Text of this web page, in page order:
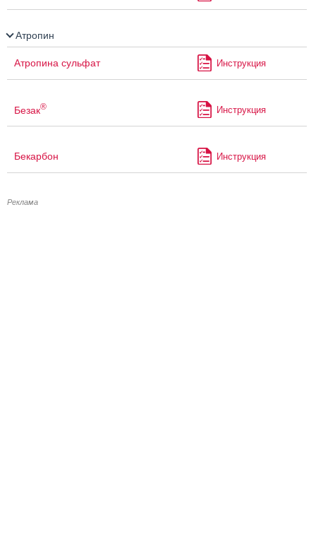
Атропин
Атропина сульфат Инструкция
Безак® Инструкция
Бекарбон Инструкция
Реклама